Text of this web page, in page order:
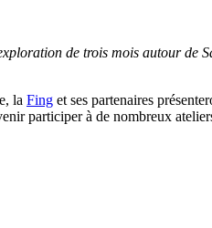
de trois mois autour de
la Fing et ses partenaires
participer à de nombreux